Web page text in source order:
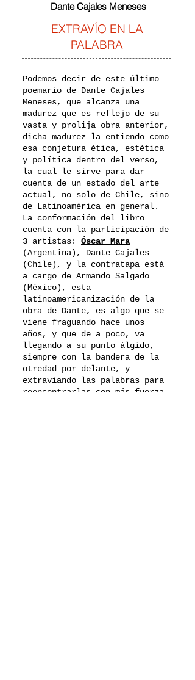
Dante Cajales Meneses
EXTRAVÍO EN LA
PALABRA
Podemos decir de este último
poemario de Dante Cajales
Meneses, que alcanza una
madurez que es reflejo de su
vasta y prolija obra anterior,
dicha madurez la entiendo como
esa conjetura ética, estética
y política dentro del verso,
la cual le sirve para dar
cuenta de un estado del arte
actual, no solo de Chile, sino
de Latinoamérica en general.
La conformación del libro
cuenta con la participación de
3 artistas: Óscar Mara
(Argentina), Dante Cajales
(Chile), y la contratapa está
a cargo de Armando Salgado
(México), esta
latinoamericanización de la
obra de Dante, es algo que se
viene fraguando hace unos
años, y que de a poco, va
llegando a su punto álgido,
siempre con la bandera de la
otredad por delante, y
extraviando las palabras para
reencontrarlas con más fuerza.